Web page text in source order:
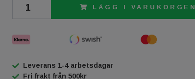
LÄGG I VARUKORGEN
Leverans 1-4 arbetsdagar
Fri frakt från 500kr